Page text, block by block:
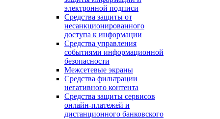
электронной подписи
Средства защиты от
несанкционированного
доступа к информации
Средства управления
событиями информационной
безопасности
Межсетевые экраны
Средства фильтрации
негативного контента
Средства защиты сервисов
онлайн-платежей и
дистанционного банковского